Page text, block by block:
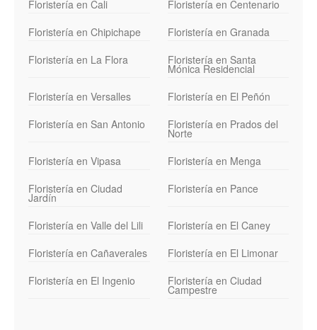
Floristería en Cali
Floristería en Centenario
Floristería en Chipichape
Floristería en Granada
Floristería en La Flora
Floristería en Santa
Mónica Residencial
Floristería en Versalles
Floristería en El Peñón
Floristería en San Antonio
Floristería en Prados del
Norte
Floristería en Vipasa
Floristería en Menga
Floristería en Ciudad
Jardín
Floristería en Pance
Floristería en Valle del Lili
Floristería en El Caney
Floristería en Cañaverales
Floristería en El Limonar
Floristería en El Ingenio
Floristería en Ciudad
Campestre